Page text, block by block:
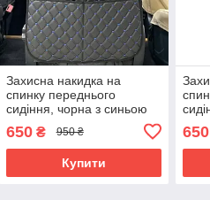
Захисна накидка на
спинку переднього
сидіння, чорна з синьою
650₴ 950 ₴
Купити
650